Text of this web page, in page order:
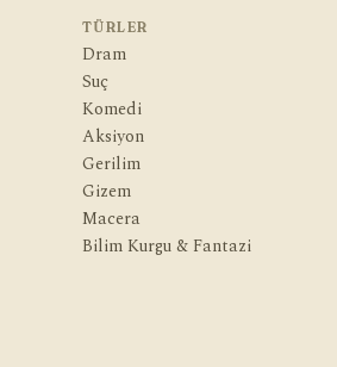
TÜRLER
Dram
Suç
Komedi
Aksiyon
Gerilim
Gizem
Macera
Bilim Kurgu & Fantazi